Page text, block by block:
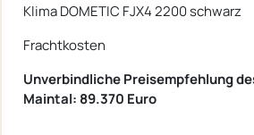
Klima DOMETIC FJX4 2200 schwarz
Frachtkosten
Unverbindliche Preisempfehlung
Maintal: 89.370 Euro